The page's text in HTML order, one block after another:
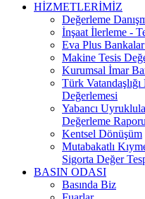
HİZMETLERİMİZ
Değerleme
İnşaat İlerleme -
Eva Plus
Makine Tesis
Kurumsal İmar
Türk
Değerlemesi
Yabancı
Değerleme
Kentsel Dönüşüm
Mutabakatlı
Sigorta Değer
BASIN ODASI
Basında Biz